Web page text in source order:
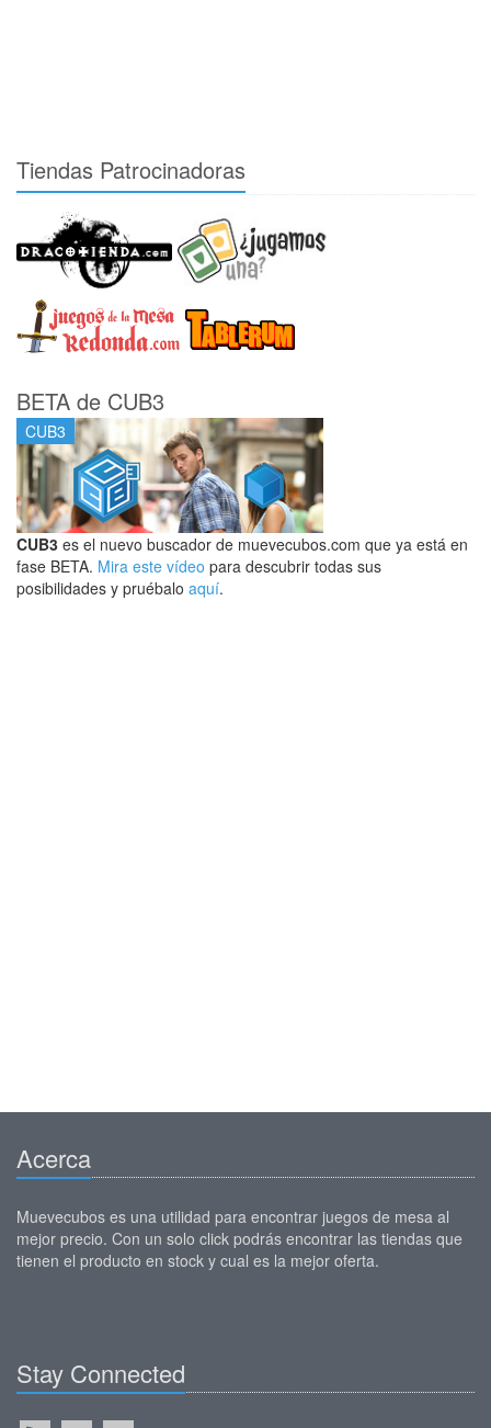
Tiendas Patrocinadoras
BETA de CUB3
CUB3
CUB3 es el nuevo buscador de muevecubos.com que ya está en
fase BETA. Mira este vídeo para descubrir todas sus
posibilidades y pruébalo aquí.
Acerca
Muevecubos es una utilidad para encontrar juegos de mesa al
mejor precio. Con un solo click podrás encontrar las tiendas que
tienen el producto en stock y cual es la mejor oferta.
Stay Connected